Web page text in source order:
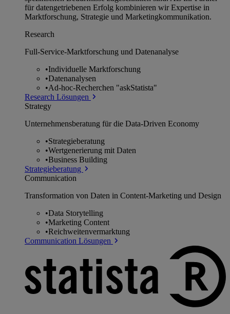
für datengetriebenen Erfolg kombinieren wir Expertise in
Marktforschung, Strategie und Marketingkommunikation.
Research
Full-Service-Marktforschung und Datenanalyse
•Individuelle Marktforschung
•Datenanalysen
•Ad-hoc-Recherchen "askStatista"
Research Lösungen
Strategy
Unternehmens­beratung für die Data-Driven Economy
•Strategieberatung
•Wertgenerierung mit Daten
•Business Building
Strategieberatung
Communication
Transformation von Daten in Content-Marketing und Design
•Data Storytelling
•Marketing Content
•Reichweitenvermarktung
Communication Lösungen